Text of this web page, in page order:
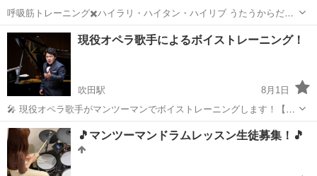
呼吸筋トレーニング✖️ハイラリ・ハイタン・ハイリブ うたうからだ学
®︎メソッド創始者である 現役オペラ歌手の日比野幸先生が アメリカの
音声教育学、解剖学、心理学、脳科学を 10年かけて学び それらを日本
人向けに再構築された...
大阪 大阪市 天王寺駅 ボーカル スタジオ
現役オペラ歌手によるボイストレーニング！
吹田駅
8月1日
🎤 現役オペラ歌手がマンツーマンでボイストレーニングします！【初
心者歓迎】 はじめまして！ 現役でオペラ歌手として演奏活動をしてい
るテノール歌手の谷口耕平です。 「歌がもっと上手くなりたい」 「高
い声が出しに...
大阪 吹田市 吹田駅 ボーカル オペラ
🎵マンツーマンドラムレッスン生徒募集！🎵